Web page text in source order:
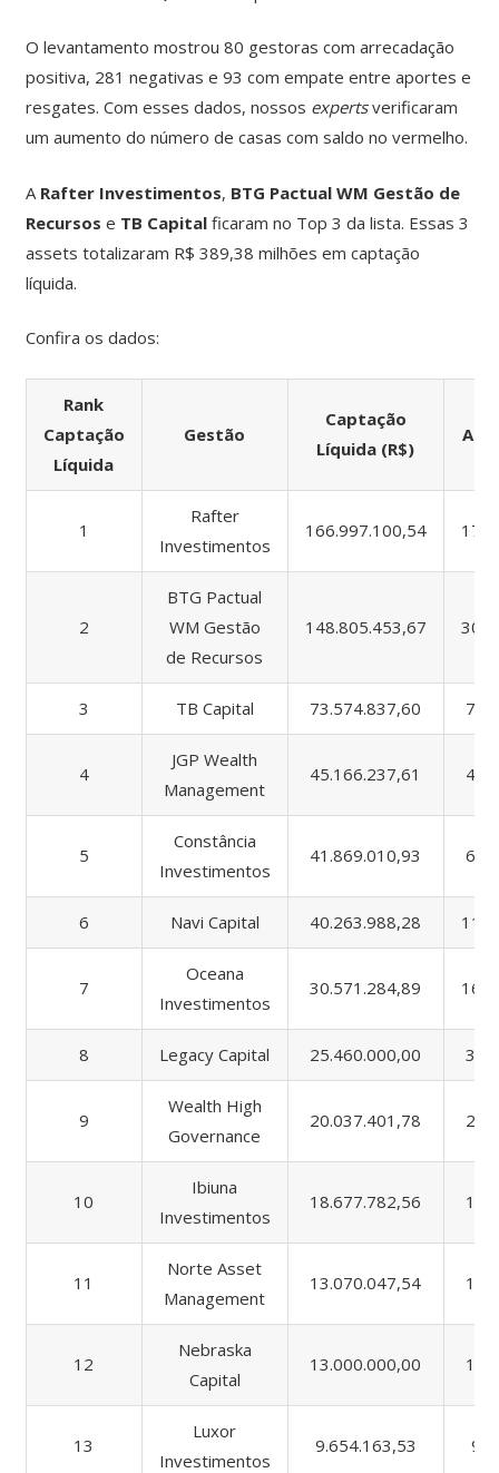
O levantamento mostrou 80 gestoras com arrecadação
positiva, 281 negativas e 93 com empate entre aportes e
resgates. Com esses dados, nossos expertsverificaram
um aumento do número de casas com saldo no vermelho.
A Rafter Investimentos, BTG Pactual WM Gestão de
Recursos e TB Capital ficaram no Top 3 da lista. Essas 3
assets totalizaram R$ 389,38 milhões em captação
líquida.
Confira os dados:
Rank
Captação
Líquida
Gestão
Captação
Líquida (R$)
1
Rafter
Investimentos
166.997.100,54
2
BTG Pactual
WM Gestão
de Recursos
148.805.453,67
3 TB Capital 73.574.837,60
4
JGP Wealth
Management
45.166.237,61
5
Constância
Investimentos
41.869.010,93
6 Navi Capital 40.263.988,28
7
Oceana
Investimentos
30.571.284,89
8 Legacy Capital 25.460.000,00
9
Wealth High
Governance
20.037.401,78
10
Ibiuna
Investimentos
18.677.782,56
11
Norte Asset
Management
13.070.047,54
12
Nebraska
Capital
13.000.000,00
13
Luxor
Investimentos
9.654.163,53